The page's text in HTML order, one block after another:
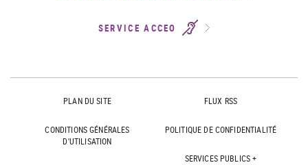
SERVICE ACCEO
PLAN DU SITE FLUX RSS
CONDITIONS GÉNÉRALES
D'UTILISATION
POLITIQUE DE CONFIDENTIALITÉ
SERVICES PUBLICS +